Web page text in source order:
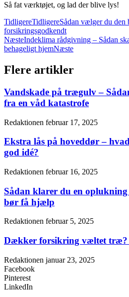
Så fat værktøjet, og lad der blive lys!
TidligereTidligereSådan vælger du den
forsikringsgodkendt
NæsteIndeklima rådgivning – Sådan
behageligt hjemNæste
Flere artikler
Vandskade på trægulv –
fra en våd katastrofe
Redaktionen februar 17, 2025
Ekstra lås på hoveddør –
god idé?
Redaktionen februar 16, 2025
Sådan klarer du en
bør få hjælp
Redaktionen februar 5, 2025
Dækker forsikring væltet træ?
Redaktionen januar 23, 2025
Facebook
Pinterest
LinkedIn